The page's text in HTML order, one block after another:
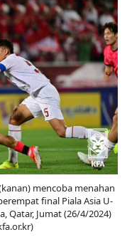
mencoba menahan
final Piala Asia U-
Qatar, Jumat (26/4/2024)